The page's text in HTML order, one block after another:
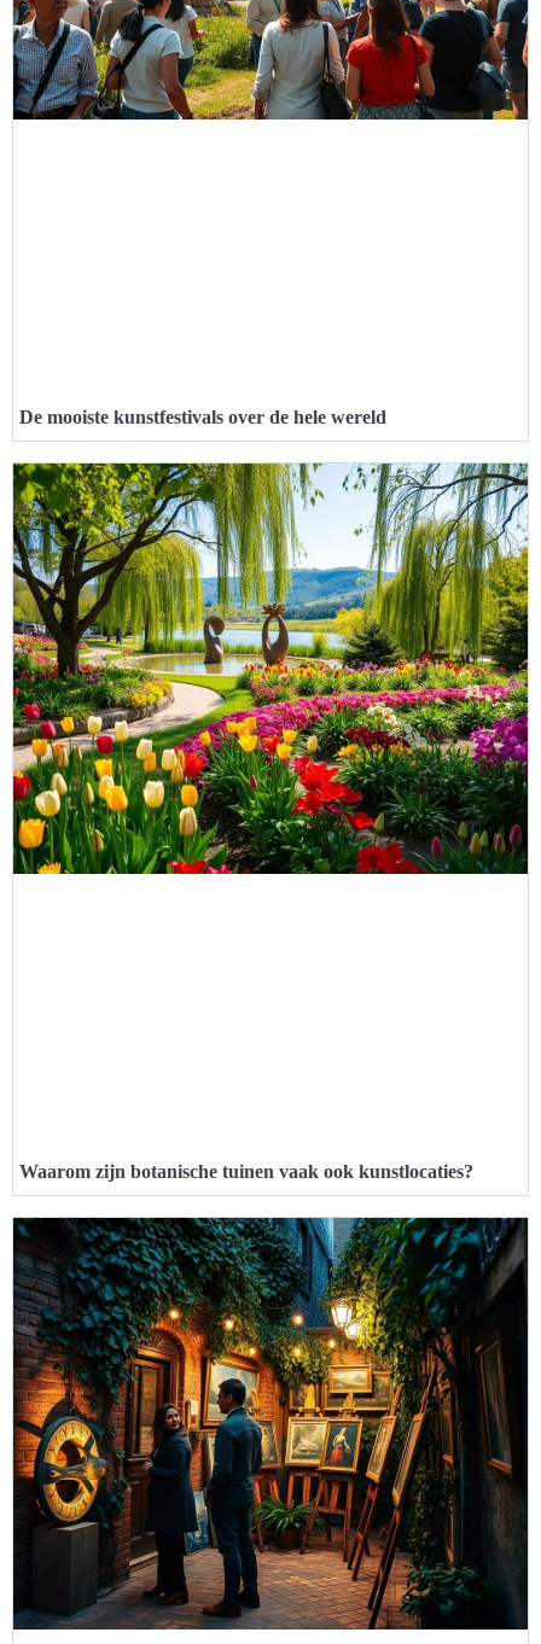
De mooiste kunstfestivals over de hele wereld
Waarom zijn botanische tuinen vaak ook kunstlocaties?